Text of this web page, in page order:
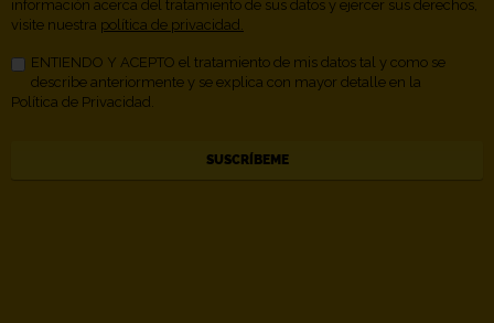
información acerca del tratamiento de sus datos y ejercer sus derechos,
visite nuestra política de privacidad.
ENTIENDO Y ACEPTO el tratamiento de mis datos tal y como se
describe anteriormente y se explica con mayor detalle en la
Política de Privacidad.